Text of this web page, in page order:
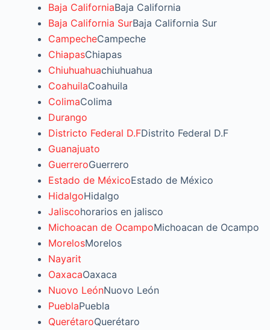
Baja CaliforniaBaja California
Baja California SurBaja California Sur
CampecheCampeche
ChiapasChiapas
Chiuhuahuachiuhuahua
CoahuilaCoahuila
ColimaColima
Durango
Districto Federal D.FDistrito Federal D.F
Guanajuato
GuerreroGuerrero
Estado de MéxicoEstado de México
HidalgoHidalgo
Jaliscohorarios en jalisco
Michoacan de OcampoMichoacan de Ocampo
MorelosMorelos
Nayarit
OaxacaOaxaca
Nuovo LeónNuovo León
PueblaPuebla
QuerétaroQuerétaro